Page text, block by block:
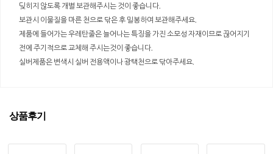
딪히지 않도록 개별 보관해주시는 것이 좋습니다.
보관시 이물질을 마른 천으로 닦은 후 밀봉하여 보관해주세요.
제품에 들어가는 우레탄줄은 늘어나는 특징을 가진 소모성 자재이므로 끊어지기
전에 주기적으로 교체해 주시는것이 좋습니다.
실버제품은 변색시 실버 전용액이나 광택천으로 닦아주세요.
상품후기